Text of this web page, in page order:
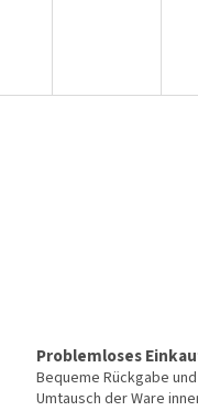
Problemloses
Bequeme Rückgabe und
Umtausch der Ware